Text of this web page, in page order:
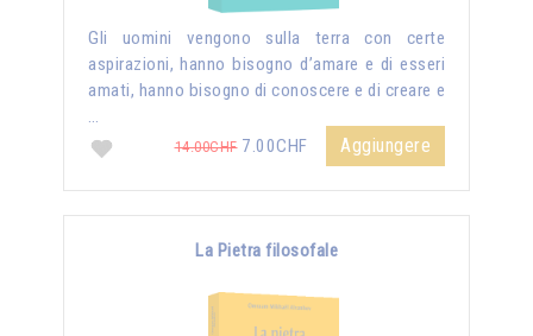
Gli uomini vengono sulla terra con certe
aspirazioni, hanno bisogno d’amare e di esseri
amati, hanno bisogno di conoscere e di creare e
…
14.00CHF7.00CHF Aggiungere
La Pietra filosofale